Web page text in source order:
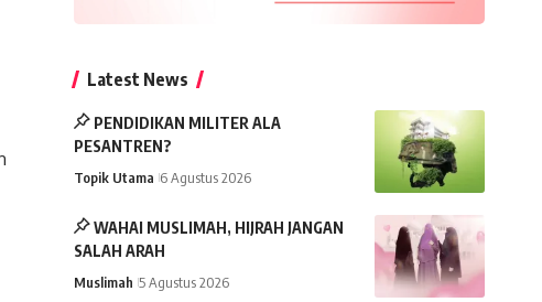
Latest News
PENDIDIKAN MILITER ALA
PESANTREN?
Topik Utama 6 Agustus 2026
WAHAI MUSLIMAH, HIJRAH JANGAN
SALAH ARAH
Muslimah 5 Agustus 2026